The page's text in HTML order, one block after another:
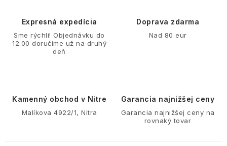
Expresná expedícia
Sme rýchli! Objednávku do
12:00 doručíme už na druhý
deň
Doprava zdarma
Nad 80 eur
Kamenný obchod v Nitre
Malíkova 4922/1, Nitra
Garancia najnižšej ceny
Garancia najnižšej ceny na
rovnaký tovar